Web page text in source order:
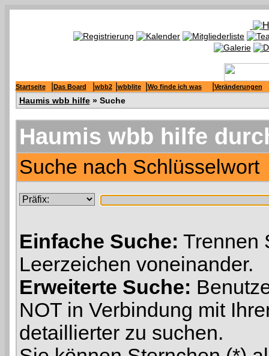
Startseite Das Board wbb2 wbblite Wo finde ich was Veränderungen
Haumis wbb hilfe» Suche
Haumis wbb hilfe
Suche nach Schlüsselwort
Einfache Suche: Trennen
Leerzeichen voneinander.
Erweiterte Suche:
NOT in Verbindung mit
detaillierter zu suchen.